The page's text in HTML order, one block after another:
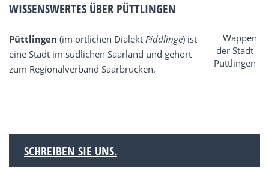
WISSENSWERTES ÜBER PÜTTLINGEN
Püttlingen (im örtlichen Dialekt Piddlinge) ist
eine Stadt im südlichen Saarland und gehört
zum Regionalverband Saarbrücken.
SCHREIBEN SIE UNS.